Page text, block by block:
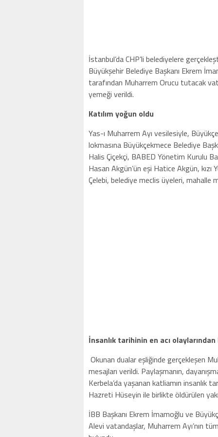
İstanbul’da CHP’li belediyelere
Büyükşehir Belediye Başkanı Ekrem
tarafından Muharrem Orucu tutacak
yemeği verildi.
Katılım yoğun oldu
Yas-ı Muharrem Ayı vesilesiyle,
lokmasına Büyükçekmece Belediye
Halis Çiçekçi, BABED Yönetim Kurulu
Hasan Akgün’ün eşi Hatice Akgün,
Çelebi, belediye meclis üyeleri, mahalle
İnsanlık tarihinin en acı
Okunan dualar eşliğinde gerçekleşen
mesajları verildi. Paylaşmanın,
Kerbela’da yaşanan katliamın insanlık
Hazreti Hüseyin ile birlikte öldürülen
İBB Başkanı Ekrem İmamoğlu ve
Alevi vatandaşlar, Muharrem Ayı’nın